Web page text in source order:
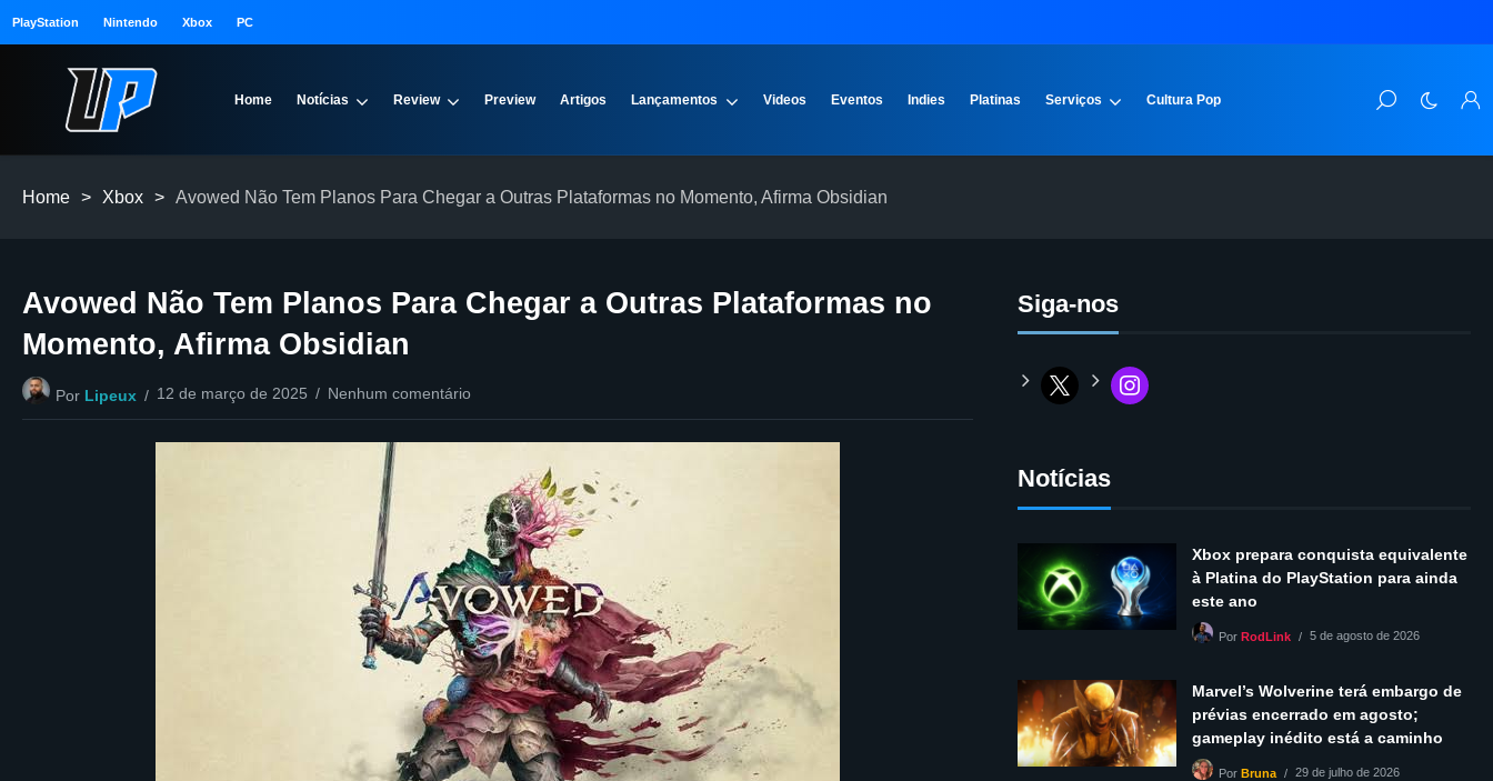
PlayStation Nintendo Xbox PC
Home Notícias Review Preview Artigos Lançamentos Videos Eventos Indies Platinas Serviços Cultura Pop
Home > Xbox > Avowed Não Tem Planos Para Chegar a Outras Plataformas no Momento, Afirma Obsidian
Avowed Não Tem Planos Para Chegar a Outras Plataformas no
Momento, Afirma Obsidian
Por Lipeux 12 de março de 2025 Nenhum comentário
Siga-nos
Notícias
Xbox prepara conquista equivalente
à Platina do PlayStation para ainda
este ano
PorRodLink 5 de agosto de 2026
Marvel’s Wolverine terá embargo de
prévias encerrado em agosto;
gameplay inédito está a caminho
PorBruna 29 de julho de 2026